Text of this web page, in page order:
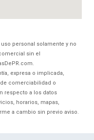
personal solamente y no
sin el
expresa o implicada,
comerciabilidad o
respecto a los datos
horarios, mapas,
a cambio sin previo aviso.